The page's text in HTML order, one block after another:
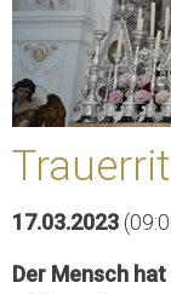
17.03.2023
Der Mensch hat